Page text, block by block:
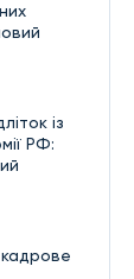
із
РФ: